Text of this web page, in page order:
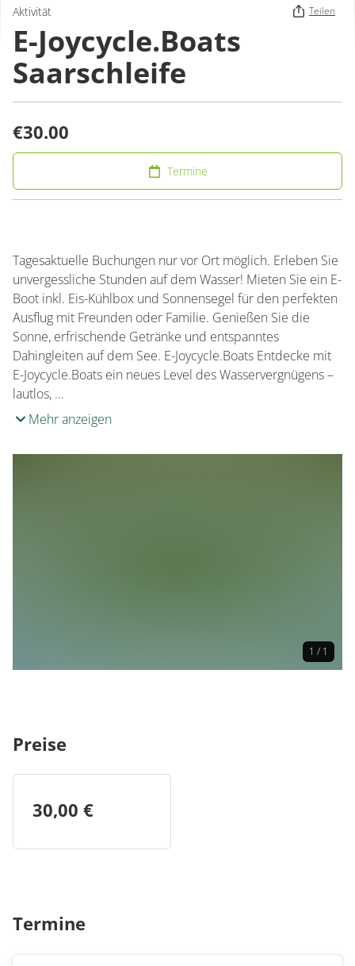
Aktivität Teilen
E-Joycycle.Boats
Saarschleife
€30.00
Termine
Tagesaktuelle Buchungen nur vor Ort möglich. Erleben Sie
unvergessliche Stunden auf dem Wasser! Mieten Sie ein E-
Boot inkl. Eis-Kühlbox und Sonnensegel für den perfekten
Ausflug mit Freunden oder Familie. Genießen Sie die
Sonne, erfrischende Getränke und entspanntes
Dahingleiten auf dem See. E-Joycycle.Boats Entdecke mit
E-Joycycle.Boats ein neues Level des Wasservergnügens –
lautlos, …
Mehr anzeigen
1 / 1
Preise
30,00 €
Termine